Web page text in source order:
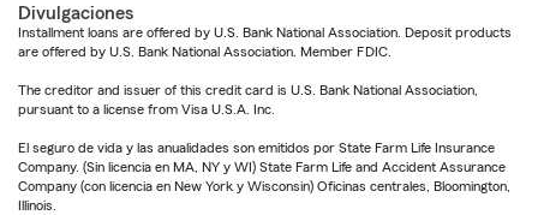
Divulgaciones
Installment loans are offered by U.S. Bank National Association. Deposit products
are offered by U.S. Bank National Association. Member FDIC.
The creditor and issuer of this credit card is U.S. Bank National Association,
pursuant to a license from Visa U.S.A. Inc.
El seguro de vida y las anualidades son emitidos por State Farm Life Insurance
Company. (Sin licencia en MA, NY y WI) State Farm Life and Accident Assurance
Company (con licencia en New York y Wisconsin) Oficinas centrales, Bloomington,
Illinois.